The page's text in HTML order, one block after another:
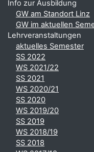
Info zur Ausbildung
GW am Standort Linz
GW im aktuellen
Lehrveranstaltungen
aktuelles Semester
SS 2022
WS 2021/22
SS 2021
WS 2020/21
SS 2020
WS 2019/20
SS 2019
WS 2018/19
SS 2018